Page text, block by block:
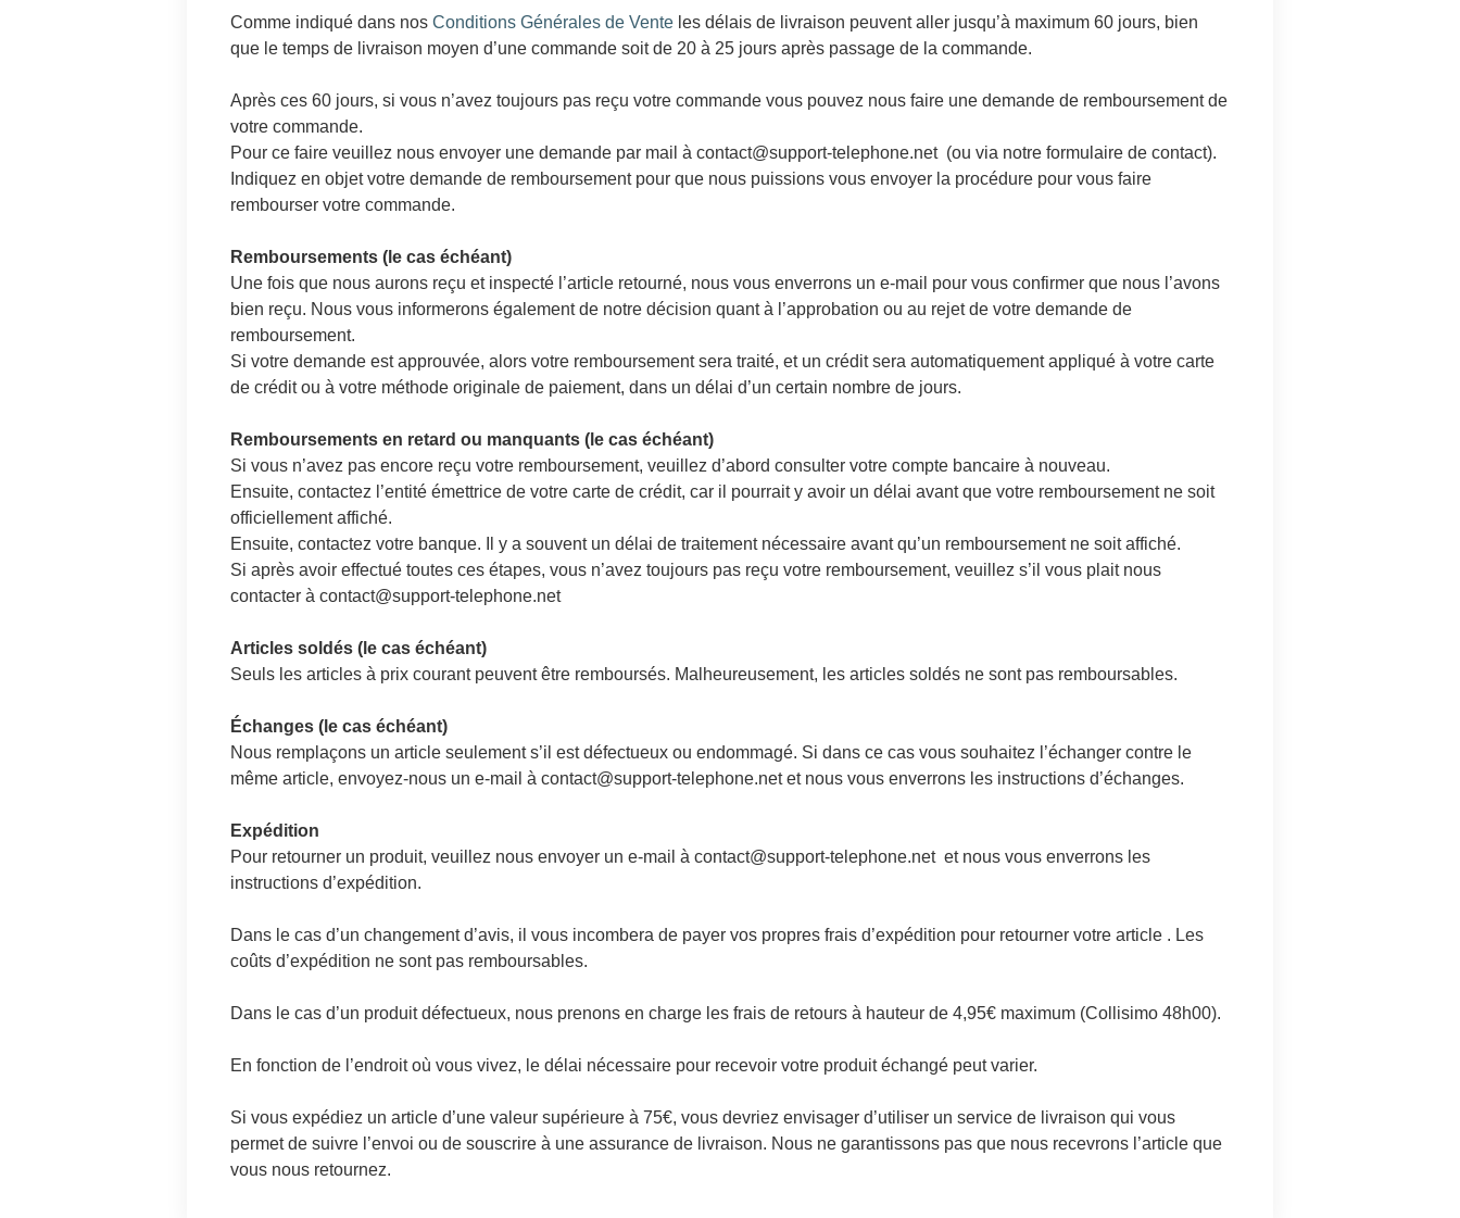
Comme indiqué dans nos Conditions Générales de Vente les délais de livraison peuvent aller jusqu’à maximum 60 jours, bien
que le temps de livraison moyen d’une commande soit de 20 à 25 jours après passage de la commande.
Après ces 60 jours, si vous n’avez toujours pas reçu votre commande vous pouvez nous faire une demande de remboursement de
votre commande.
Pour ce faire veuillez nous envoyer une demande par mail à contact@support-telephone.net (ou via notre formulaire de contact).
Indiquez en objet votre demande de remboursement pour que nous puissions vous envoyer la procédure pour vous faire
rembourser votre commande.
Remboursements (le cas échéant)
Une fois que nous aurons reçu et inspecté l’article retourné, nous vous enverrons un e-mail pour vous confirmer que nous l’avons
bien reçu. Nous vous informerons également de notre décision quant à l’approbation ou au rejet de votre demande de
remboursement.
Si votre demande est approuvée, alors votre remboursement sera traité, et un crédit sera automatiquement appliqué à votre carte
de crédit ou à votre méthode originale de paiement, dans un délai d’un certain nombre de jours.
Remboursements en retard ou manquants (le cas échéant)
Si vous n’avez pas encore reçu votre remboursement, veuillez d’abord consulter votre compte bancaire à nouveau.
Ensuite, contactez l’entité émettrice de votre carte de crédit, car il pourrait y avoir un délai avant que votre remboursement ne soit
officiellement affiché.
Ensuite, contactez votre banque. Il y a souvent un délai de traitement nécessaire avant qu’un remboursement ne soit affiché.
Si après avoir effectué toutes ces étapes, vous n’avez toujours pas reçu votre remboursement, veuillez s’il vous plait nous
contacter à contact@support-telephone.net
Articles soldés (le cas échéant)
Seuls les articles à prix courant peuvent être remboursés. Malheureusement, les articles soldés ne sont pas remboursables.
Échanges (le cas échéant)
Nous remplaçons un article seulement s’il est défectueux ou endommagé. Si dans ce cas vous souhaitez l’échanger contre le
même article, envoyez-nous un e-mail à contact@support-telephone.net et nous vous enverrons les instructions d’échanges.
Expédition
Pour retourner un produit, veuillez nous envoyer un e-mail à contact@support-telephone.net et nous vous enverrons les
instructions d’expédition.
Dans le cas d’un changement d’avis, il vous incombera de payer vos propres frais d’expédition pour retourner votre article . Les
coûts d’expédition ne sont pas remboursables.
Dans le cas d’un produit défectueux, nous prenons en charge les frais de retours à hauteur de 4,95€ maximum (Collisimo 48h00).
En fonction de l’endroit où vous vivez, le délai nécessaire pour recevoir votre produit échangé peut varier.
Si vous expédiez un article d’une valeur supérieure à 75€, vous devriez envisager d’utiliser un service de livraison qui vous
permet de suivre l’envoi ou de souscrire à une assurance de livraison. Nous ne garantissons pas que nous recevrons l’article que
vous nous retournez.